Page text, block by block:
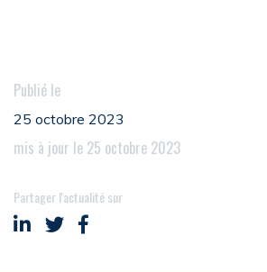
Publié le
25 octobre 2023
mis à jour le 25 octobre 2023
Partager l'actualité sur
Partager sur LinkedIn
Partager sur Twitter
Partager sur Facebook